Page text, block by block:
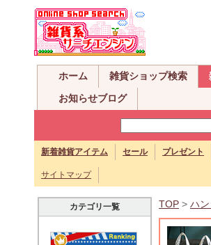
ホーム 雑貨ショップ検索
お知らせブログ
新着雑貨アイテム セール プレゼント
サイトマップ
カテゴリ一覧 TOP > ハ